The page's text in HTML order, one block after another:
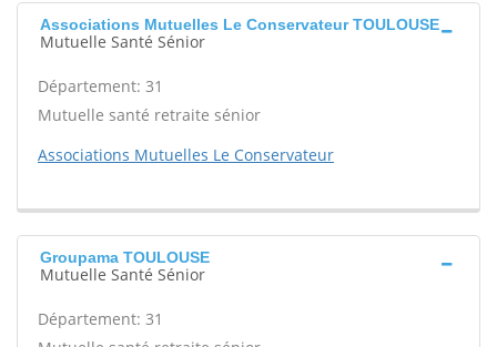
Associations Mutuelles Le Conservateur TOULOUSE
Mutuelle Santé Sénior
Département: 31
Mutuelle santé retraite sénior
Associations Mutuelles Le Conservateur
Groupama TOULOUSE
Mutuelle Santé Sénior
Département: 31